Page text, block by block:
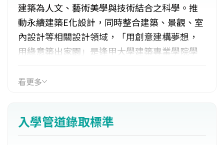
建築為人文、藝術美學與技術結合之科學。推
動永續建築E化設計，同時整合建築、景觀、室
內設計等相關設計領域，「用創意建構夢想，
用綠意築出家園」是逢甲大學建築專業學院學
建築師執照為建築人目標，必須抱著準備妥當
品質要求提升，透過課程訓練之整合，希望能
提升自然生態環境及人文關懷，以改善全民生
看更多
入學管道錄取標準